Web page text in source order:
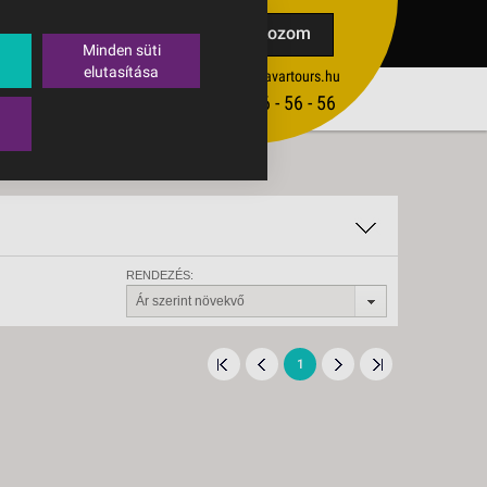
Feliratkozom
ertekesites@budavartours.hu
(+36­ 1) 3 - 56 - 56 - 56
TIPPEK
RENDEZÉS:
Ár szerint növekvő
1
Minden süti
elutasítása